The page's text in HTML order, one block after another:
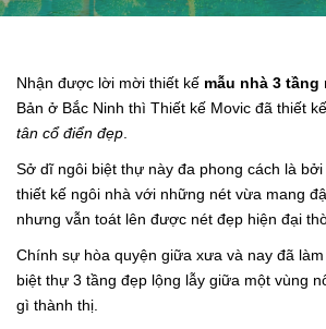
Nhận được lời mời thiết kế mẫu nhà 3 tầng
Bản ở Bắc Ninh thì Thiết kế Movic đã thiết
tân cổ điển đẹp
Sở dĩ ngôi biệt thự này đa phong cách là
thiết kế ngôi nhà với những nét vừa mang
nhưng vẫn toát lên được nét đẹp hiện đại
Chính sự hòa quyện giữa xưa và nay đã
biệt thự 3 tầng đẹp lộng lẫy giữa một vùng
gì thành thị.